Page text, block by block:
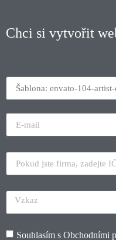
Chci si vytvořit
Souhlasím s Obchodními